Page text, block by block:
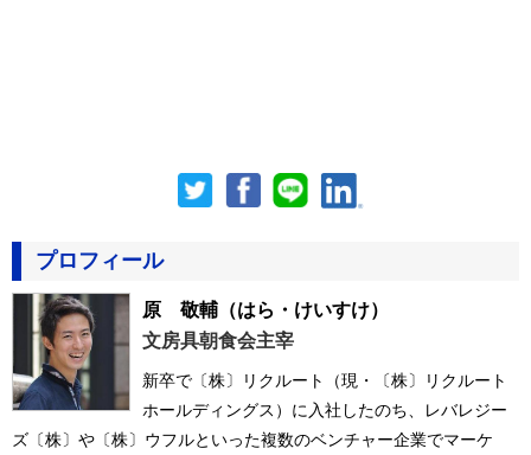
プロフィール
原 敬輔 （はら・けいすけ）
文房具朝食会主宰
新卒で〔株〕リクルート（現・〔株〕リクルート
ホールディングス）に入社したのち、レバレジー
ズ〔株〕や〔株〕ウフルといった複数のベンチャー企業でマーケ